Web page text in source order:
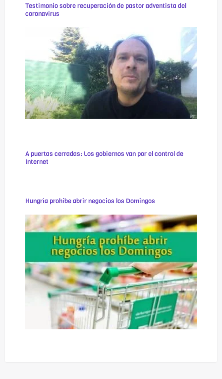
Testimonio sobre recuperación de pastor adventista del
coronavirus
A puertas cerradas: Los gobiernos van por el control de
Internet
Hungría prohíbe abrir negocios los Domingos